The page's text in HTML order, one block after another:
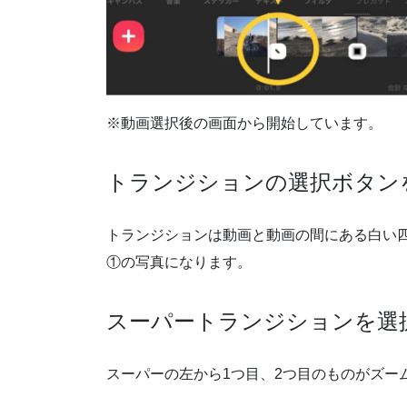
※動画選択後の画面から開始しています。
トランジションの選択ボタン
トランジションは動画と動画の間にある白
①の写真になります。
スーパートランジションを選
スーパーの左から1つ目、2つ目のものがズ